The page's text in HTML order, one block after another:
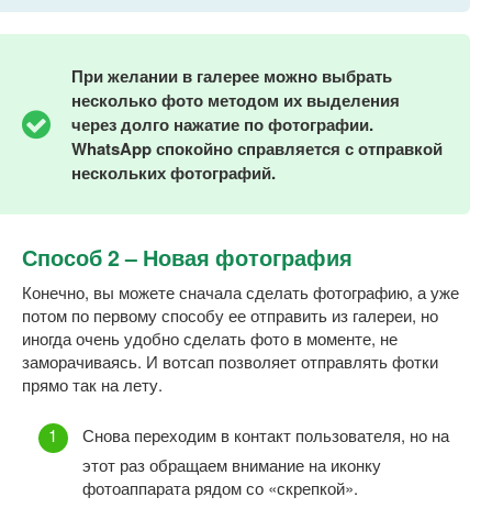
При желании в галерее можно выбрать
несколько фото методом их выделения
через долго нажатие по фотографии.
WhatsApp спокойно справляется с отправкой
нескольких фотографий.
Способ 2 – Новая фотография
Конечно, вы можете сначала сделать фотографию, а уже
потом по первому способу ее отправить из галереи, но
иногда очень удобно сделать фото в моменте, не
заморачиваясь. И вотсап позволяет отправлять фотки
прямо так на лету.
Снова переходим в контакт пользователя, но на
этот раз обращаем внимание на иконку
фотоаппарата рядом со «скрепкой».